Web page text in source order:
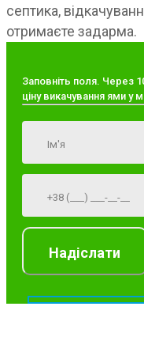
септика,
отримаєте задарма.
Заповніть поля. Через
ціну викачування ями у